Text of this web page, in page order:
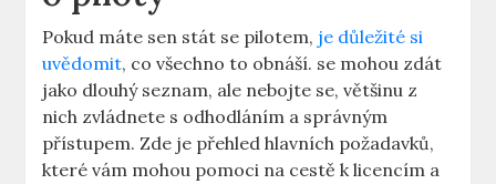
Pokud máte ⁤sen‌ stát se pilotem, ⁣ je ⁢důležité si
uvědomit, co všechno to obnáší. se ⁣mohou ⁢zdát
jako dlouhý seznam, ⁣ale nebojte se, většinu‌ z
nich ⁤zvládnete s odhodláním a ‌správným
přístupem. Zde je přehled hlavních požadavků,
které vám mohou pomoci na cestě k licencím a